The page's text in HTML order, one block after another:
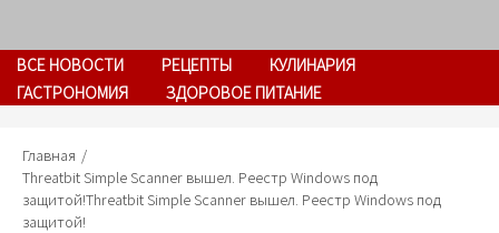
ВСЕ НОВОСТИ РЕЦЕПТЫ
КУЛИНАРИЯ
ГАСТРОНОМИЯ
ЗДОРОВОЕ ПИТАНИЕ
Главная
Threatbit Simple Scanner вышел. Реестр Windows под
защитой!Threatbit Simple Scanner вышел. Реестр Windows под
защитой!